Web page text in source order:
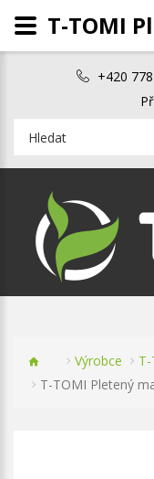
+420
Výrobce
T-TOMI Pletený